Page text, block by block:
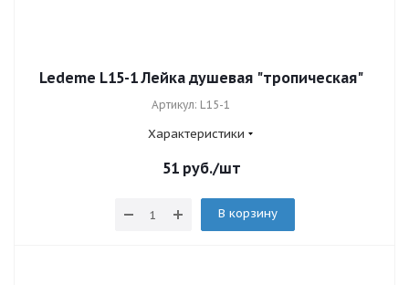
Ledeme L15-1 Лейка душевая "тропическая"
Артикул: L15-1
Характеристики
51руб./шт
В корзину